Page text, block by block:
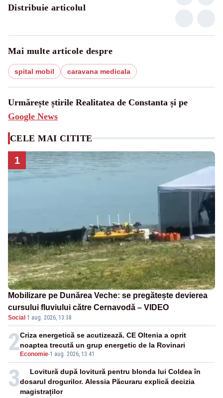
Distribuie articolul
Mai multe articole despre
spital mobil caravana medicala
Urmărește știrile Realitatea de Constanta și pe
Google News
CELE MAI CITITE
1
Mobilizare pe Dunărea Veche: se pregătește devierea
cursului fluviului către Cernavodă – VIDEO
Social ·1 aug. 2026, 13:38
2 Economie-1 aug. 2026, 13:41
Criza energetică se acutizează. CE Oltenia a oprit
noaptea trecută un grup energetic de la Rovinari
3
Lovitură după lovitură pentru blonda lui Coldea în
dosarul drogurilor. Alessia Păcuraru explică decizia
magistraților